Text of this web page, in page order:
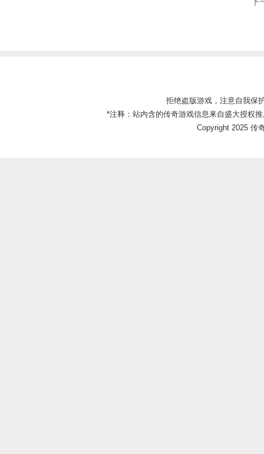
拒绝盗版游戏，注意自我保
*注释：站内含的传奇游戏信息来自盛大授权
Copyright 2025 传